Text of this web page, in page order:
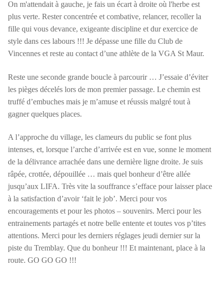
On m'attendait à gauche, je fais un écart à droite où l'herbe est
plus verte. Rester concentrée et combative, relancer, recoller la
fille qui vous devance, exigeante discipline et dur exercice de
style dans ces labours !!! Je dépasse une fille du Club de
Vincennes et reste au contact d’une athlète de la VGA St Maur.
Reste une seconde grande boucle à parcourir … J’essaie d’éviter
les pièges décelés lors de mon premier passage. Le chemin est
truffé d’embuches mais je m’amuse et réussis malgré tout à
gagner quelques places.
A l’approche du village, les clameurs du public se font plus
intenses, et, lorsque l’arche d’arrivée est en vue, sonne le moment
de la délivrance arrachée dans une dernière ligne droite. Je suis
râpée, crottée, dépouillée … mais quel bonheur d’être allée
jusqu’aux LIFA. Très vite la souffrance s’efface pour laisser place
à la satisfaction d’avoir ‘fait le job’. Merci pour vos
encouragements et pour les photos – souvenirs. Merci pour les
entrainements partagés et notre belle entente et toutes vos p’tites
attentions. Merci pour les derniers réglages jeudi dernier sur la
piste du Tremblay. Que du bonheur !!! Et maintenant, place à la
route. GO GO GO !!!